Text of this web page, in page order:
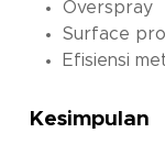
Overspray
Surface
Efisiensi
Kesimpulan